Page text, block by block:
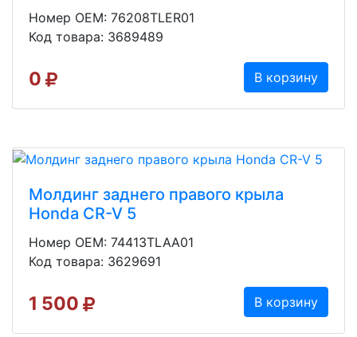
Номер OEM: 76208TLER01
Код товара: 3689489
0 В корзину
Молдинг заднего правого крыла
Honda CR-V 5
Номер OEM: 74413TLAA01
Код товара: 3629691
1 500 В корзину